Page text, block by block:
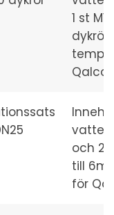
1 st
dykrör
och 2
till
för